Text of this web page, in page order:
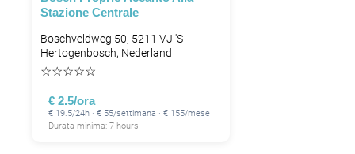
Stazione Centrale
Boschveldweg 50, 5211 VJ 's-
Hertogenbosch, Nederland
☆☆☆☆☆
€ 2.5/ora
€ 19.5/24h · € 55/settimana · € 155/mese
Durata minima: 7 hours